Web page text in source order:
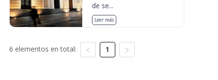
de se...
Leer más
6 elementos en total: 1